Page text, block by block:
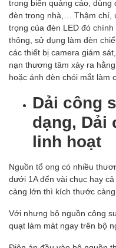
trong biển quảng cáo,
đèn trong nhà,… Thậm chí,
trọng của đèn LED đó
thông, sử dụng làm đèn
các thiết bị camera giám
nạn thương tâm xảy ra
hoặc ánh đèn chói mắt làm
Dải công
dạng, Dải
linh hoạt
Nguồn tổ ong có nhiều
dưới 1A đến vài chục hay
càng lớn thì kích thước
Với nhưng bộ nguồn công
quạt làm mát ngay trên bộ